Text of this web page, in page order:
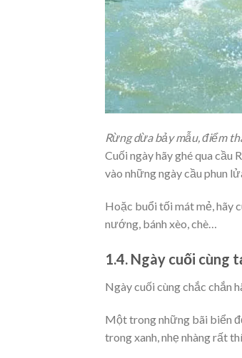
Rừng dừa bảy mẫu, điểm
Cuối ngày hãy ghé qua cầu
vào những ngày cầu phun
Hoặc buổi tối mát mẻ, hãy
nướng, bánh xèo, chè…
1.4. Ngày cuối cùng
Ngày cuối cùng chắc chắn
Một trong những bãi biển
trong xanh, nhẹ nhàng rất